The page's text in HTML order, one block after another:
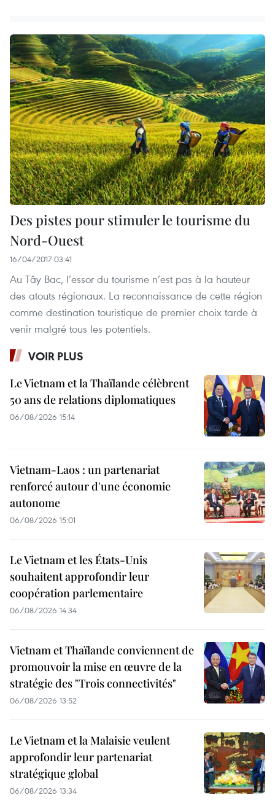
Des pistes pour stimuler le tourisme du
Nord-Ouest
16/04/2017 03:41
Au Tây Bac, l’essor du tourisme n’est pas à la hauteur
des atouts régionaux. La reconnaissance de cette région
comme destination touristique de premier choix tarde à
venir malgré tous les potentiels.
VOIR PLUS
Le Vietnam et la Thaïlande célèbrent
50 ans de relations diplomatiques
06/08/2026 15:14
Vietnam-Laos : un partenariat
renforcé autour d'une économie
autonome
06/08/2026 15:01
Le Vietnam et les États-Unis
souhaitent approfondir leur
coopération parlementaire
06/08/2026 14:34
Vietnam et Thaïlande conviennent de
promouvoir la mise en œuvre de la
stratégie des "Trois connectivités"
06/08/2026 13:52
Le Vietnam et la Malaisie veulent
approfondir leur partenariat
stratégique global
06/08/2026 13:34